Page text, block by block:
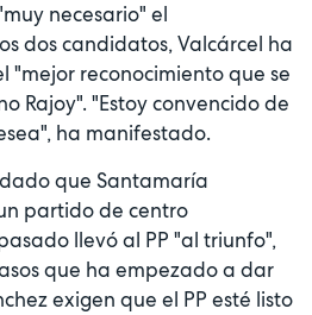
necesario" el
dos candidatos, Valcárcel ha
"mejor reconocimiento que se
Rajoy". "Estoy convencido de
ha manifestado.
que Santamaría
partido de centro
llevó al PP "al triunfo",
que ha empezado a dar
exigen que el PP esté listo